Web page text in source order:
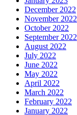
December 2022
November 2022
October 2022
September 2022
August 2022
July 2022
June 2022
May 2022
April 2022
March 2022
February 2022
January 2022